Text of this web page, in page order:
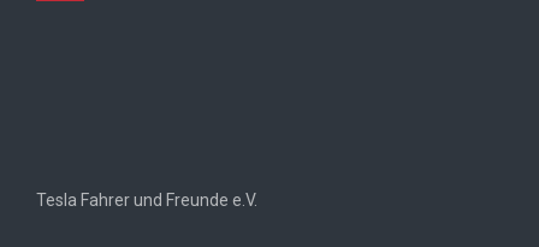
Tesla Fahrer und Freunde e.V.